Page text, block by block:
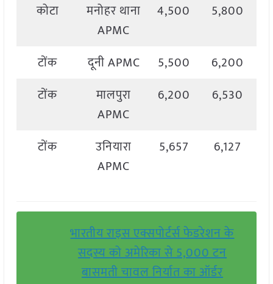
कोटा
मनोहर थाना
APMC
4,500 5,800
टोंक दूनी APMC 5,500 6,200
टोंक
मालपुरा
APMC
6,200 6,530
टोंक
उनियारा
APMC
5,657 6,127
भारतीय राइस एक्सपोर्टर्स फेडरेशन के
सदस्य को अमेरिका से 5,000 टन
बासमती चावल निर्यात का ऑर्डर